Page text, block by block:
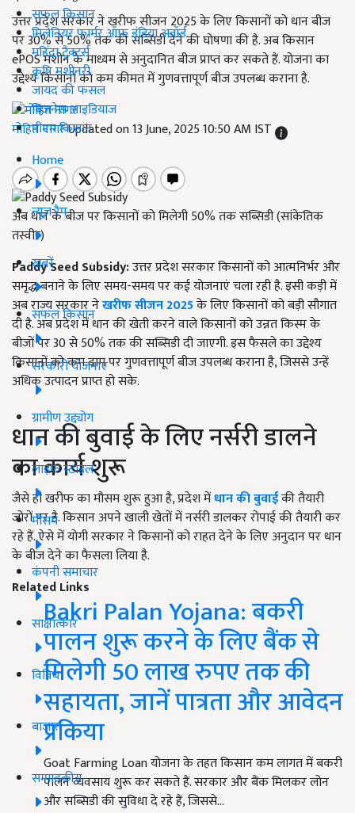
सफल किसान
मिलेनियर फार्मर ऑफ इंडिया अवॉर्ड
महिंद्रा ट्रैक्टर्स
कृषि मशीनरी
जायद की फसल
बिज़नेस आइडियाज
पीएम किसान
Home
न्यूज़ रैप
खबरें
सफल किसान
सरकारी योजनाएं
ग्रामीण उद्द्योग
लाइफ स्टाइल
मौसम
कंपनी समाचार
साक्षात्कार
विविध
बाजार
सम्पादकीय
उत्तर प्रदेश सरकार ने खरीफ सीजन 2025 के लिए किसानों को धान बीज
पर 30% से 50% तक की सब्सिडी देने की घोषणा की है. अब किसान
ePOS मशीन के माध्यम से अनुदानित बीज प्राप्त कर सकते हैं. योजना का
उद्देश्य किसानों को कम कीमत में गुणवत्तापूर्ण बीज उपलब्ध कराना है.
मोहित नागरUpdated on 13 June, 2025 10:50 AM IST
अब धान के बीज पर किसानों को मिलेगी 50% तक सब्सिडी (सांकेतिक
तस्वीर)
Paddy Seed Subsidy:उत्तर प्रदेश सरकार किसानों को आत्मनिर्भर और
समृद्ध बनाने के लिए समय-समय पर कई योजनाएं चला रही है. इसी कड़ी में
अब राज्य सरकार नेखरीफ सीजन 2025के लिए किसानों को बड़ी सौगात
दी है. अब प्रदेश में धान की खेती करने वाले किसानों को उन्नत किस्म के
बीजों पर 30 से 50% तक की सब्सिडी दी जाएगी. इस फैसले का उद्देश्य
किसानों को कम दाम पर गुणवत्तापूर्ण बीज उपलब्ध कराना है, जिससे उन्हें
अधिक उत्पादन प्राप्त हो सके.
धान की बुवाई के लिए नर्सरी डालने
का कार्य शुरू
जैसे ही खरीफ का मौसम शुरू हुआ है, प्रदेश मेंधान की बुवाईकी तैयारी
जोरों पर है. किसान अपने खाली खेतों में नर्सरी डालकर रोपाई की तैयारी कर
रहे हैं. ऐसे में योगी सरकार ने किसानों को राहत देने के लिए अनुदान पर धान
के बीज देने का फैसला लिया है.
Related Links
Bakri Palan Yojana: बकरी
पालन शुरू करने के लिए बैंक से
मिलेगी 50 लाख रुपए तक की
सहायता, जानें पात्रता और आवेदन
प्रकिया
Goat Farming Loan योजना के तहत किसान कम लागत में बकरी
पालन व्यवसाय शुरू कर सकते हैं. सरकार और बैंक मिलकर लोन
और सब्सिडी की सुविधा दे रहे हैं, जिससे…